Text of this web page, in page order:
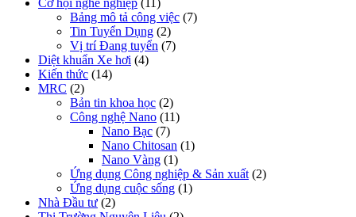
Cơ hội nghề nghiệp (11)
Bảng mô tả công việc (7)
Tin Tuyển Dụng (2)
Vị trí Đang tuyển (7)
Diệt khuẩn Xe hơi (4)
Kiến thức (14)
MRC (2)
Bản tin khoa học (2)
Công nghệ Nano (11)
Nano Bạc (7)
Nano Chitosan (1)
Nano Vàng (1)
Ứng dụng Công nghiệp & Sản xuất (2)
Ứng dụng cuộc sống (1)
Nhà Đầu tư (2)